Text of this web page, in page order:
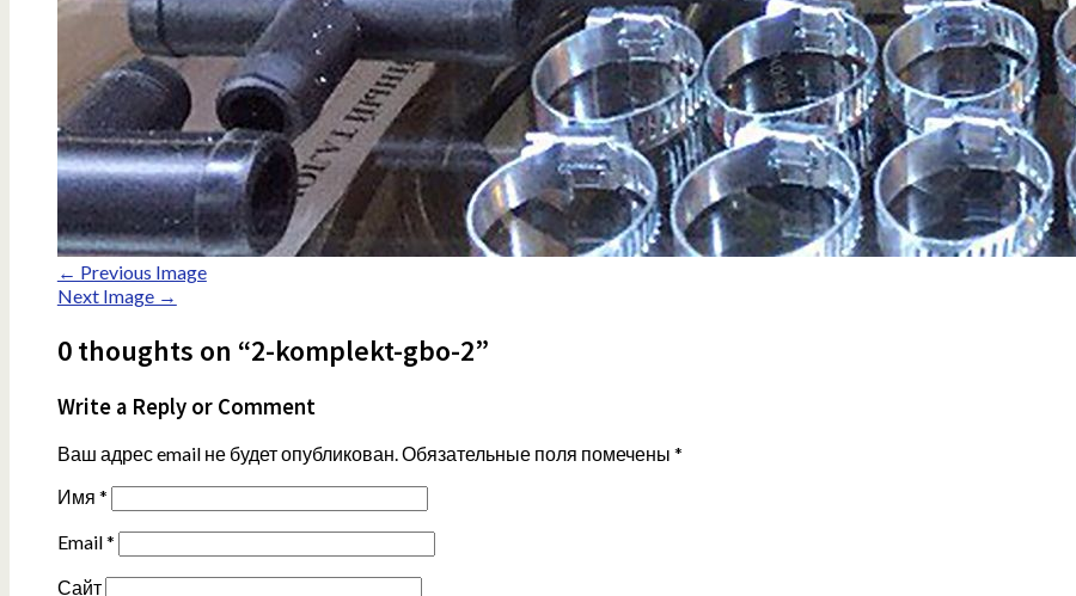
← Previous Image
Next Image →
0 thoughts on “2-komplekt-gbo-2”
Write a Reply or Comment
Ваш адрес email не будет опубликован.Обязательные поля помечены *
Имя *
Email*
Сайт